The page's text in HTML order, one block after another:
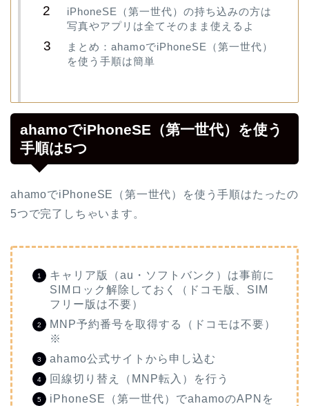
iPhoneSE（第一世代）の持ち込みの方は
写真やアプリは全てそのまま使えるよ
まとめ：ahamoでiPhoneSE（第一世代）
を使う手順は簡単
ahamoでiPhoneSE（第一世代）を使う
手順は5つ
ahamoでiPhoneSE（第一世代）を使う手順はたったの
5つで完了しちゃいます。
キャリア版（au・ソフトバンク）は事前に
SIMロック解除しておく（ドコモ版、SIM
フリー版は不要）
MNP予約番号を取得する（ドコモは不要）
※
ahamo公式サイトから申し込む
回線切り替え（MNP転入）を行う
iPhoneSE（第一世代）でahamoのAPNを